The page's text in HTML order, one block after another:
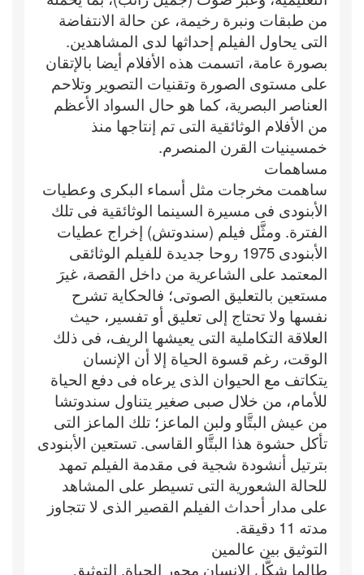
من طبقات ونبرة رخيمة، عن حالة الانتفاضة
التى يحاول الفيلم إحداثها لدى المشاهدين.
بصورة عامة، اتسمت هذه الأفلام أيضا بالإتقان
على مستوى الصورة وتقنيات التصوير وتلاحم
العناصر البصرية، كما هو حال السواد الأعظم
من الأفلام الوثائقية التى تم إنتاجها منذ
خمسينيات القرن المنصرم.
مساهمات
ساهمت مخرجات مثل أسماء البكرى وعطيات
الأبنودى فى مسيرة السينما الوثائقية فى تلك
الفترة. ومثَّل فيلم (سندوتش) إخراج عطيات
الأبنودى 1975 روحا جديدة للفيلم الوثائقى
المعتمد على الشاعرية من داخل القصة، غيرَ
مستعين بالتعليق الصوتى؛ فالحكاية تشرح
نفسها ولا تحتاج إلى تعليق أو تفسير، حيث
العلاقة التكاملية التى يعيشها الريف، فى ذلك
الوقت، رغم قسوة الحياة إلا أن الإنسان
يتكاتف مع الحيوان الذى يرعاه فى دفع الحياة
للأمام، من خلال صبى صغير يتناول سندوتشا
من عيش البتَّاو ولبن الماعز؛ تلك الماعز التى
تأكل حشوة هذا البتَّاو القاسى. تستعين الأبنودى
بترتيل أنشودة شجية فى مقدمة الفيلم تمهد
للحالة الشعورية التى تسيطر على المشاهد
على مدار أحداث الفيلم القصير الذى لا تتجاوز
مدته 11 دقيقة.
التوثيق بين عالمين
طالما شكَّل الإنسان محور الحياة. التوثيق